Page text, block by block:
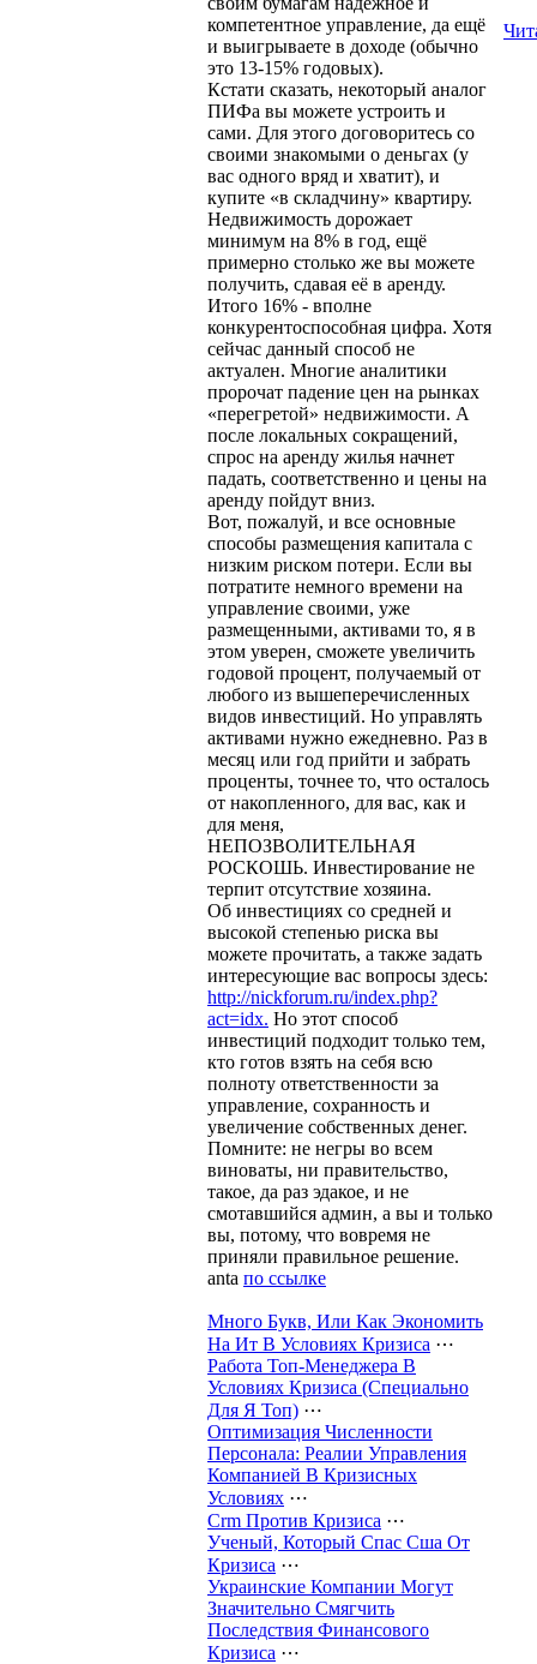
компетентное управление, да ещё
и выигрываете в доходе (обычно
это 13-15% годовых).
Кстати сказать, некоторый аналог
ПИФа вы можете устроить и
сами. Для этого договоритесь со
своими знакомыми о деньгах (у
вас одного вряд и хватит), и
купите «в складчину» квартиру.
Недвижимость дорожает
минимум на 8% в год, ещё
примерно столько же вы можете
получить, сдавая её в аренду.
Итого 16% - вполне
конкурентоспособная цифра. Хотя
сейчас данный способ не
актуален. Многие аналитики
пророчат падение цен на рынках
«перегретой» недвижимости. А
после локальных сокращений,
спрос на аренду жилья начнет
падать, соответственно и цены на
аренду пойдут вниз.
Вот, пожалуй, и все основные
способы размещения капитала с
низким риском потери. Если вы
потратите немного времени на
управление своими, уже
размещенными, активами то, я в
этом уверен, сможете увеличить
годовой процент, получаемый от
любого из вышеперечисленных
видов инвестиций. Но управлять
активами нужно ежедневно. Раз в
месяц или год прийти и забрать
проценты, точнее то, что осталось
от накопленного, для вас, как и
для меня,
НЕПОЗВОЛИТЕЛЬНАЯ
РОСКОШЬ. Инвестирование не
терпит отсутствие хозяина.
Об инвестициях со средней и
высокой степенью риска вы
можете прочитать, а также задать
интересующие вас вопросы здесь:
http://nickforum.ru/index.php?
act=idx. Но этот способ
инвестиций подходит только тем,
кто готов взять на себя всю
полноту ответственности за
управление, сохранность и
увеличение собственных денег.
Помните: не негры во всем
виноваты, ни правительство,
такое, да раз эдакое, и не
смотавшийся админ, а вы и только
вы, потому, что вовремя не
приняли правильное решение.
anta по ссылке
Много Букв, Или Как Экономить
На Ит В Условиях Кризиса ⋯
Работа Топ-Менеджера В
Условиях Кризиса (Специально
Для Я Топ) ⋯
Оптимизация Численности
Персонала: Реалии Управления
Компанией В Кризисных
Условиях ⋯
Crm Против Кризиса ⋯
Ученый, Который Спас Сша От
Кризиса ⋯
Украинские Компании Могут
Значительно Смягчить
Последствия Финансового
Кризиса ⋯